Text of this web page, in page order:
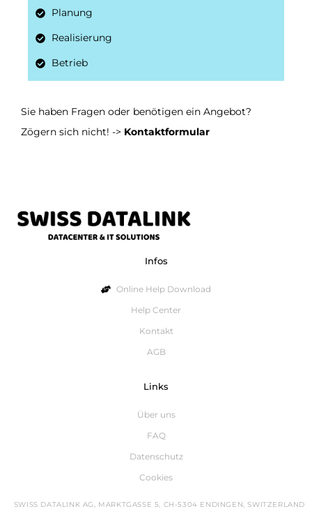
Planung
Realisierung
Betrieb
Sie haben Fragen oder benötigen ein Angebot?
Zögern sich nicht! -> Kontaktformular
Infos
Online Help Download
Help Center
Kontakt
AGB
Links
Über uns
FAQ
Datenschutz
Cookies
SWISS DATALINK AG, MARKTGASSE 5, CH-5304 ENDINGEN, SWITZERLAND